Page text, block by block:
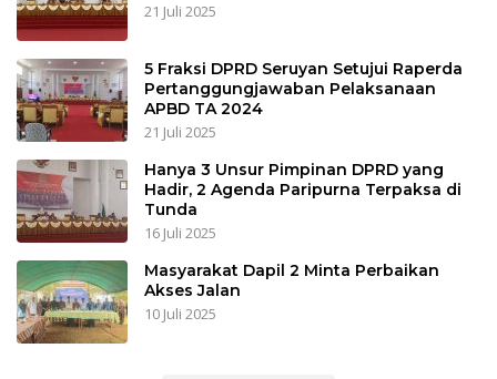
21 Juli 2025
5 Fraksi DPRD Seruyan Setujui Raperda
Pertanggungjawaban Pelaksanaan
APBD TA 2024
21 Juli 2025
Hanya 3 Unsur Pimpinan DPRD yang
Hadir, 2 Agenda Paripurna Terpaksa di
Tunda
16 Juli 2025
Masyarakat Dapil 2 Minta Perbaikan
Akses Jalan
10 Juli 2025